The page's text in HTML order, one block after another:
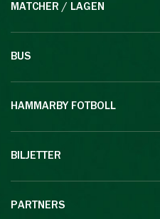
MATCHER / LAGEN
BUS
HAMMARBY FOTBOLL
BILJETTER
PARTNERS